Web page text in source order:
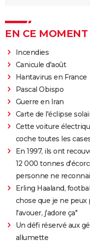
EN CE MOMENT
Incendies
Canicule d'août
Hantavirus en France
Pascal Obispo
Guerre en Iran
Carte de l'éclipse
Cette voiture
coche toutes les
En 1997, ils ont
12 000 tonnes
personne ne
Erling Haaland,
chose que je ne peux
l'avouer, j'adore ça"
Un défi réservé aux
allumette